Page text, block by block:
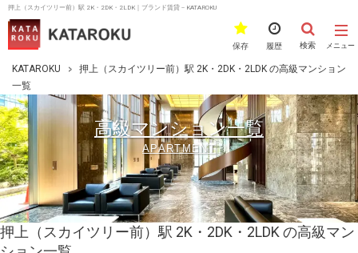
押上（スカイツリー前）駅 2K・2DK・2LDK｜ブランド賃貸－KATAROKU
メニュー
検索
履歴
保存
KATAROKU
押上（スカイツリー前）駅 2K・2DK・2LDK の高級マンション
一覧
高級マンション一覧
APARTMENT
押上（スカイツリー前）駅 2K・2DK・2LDK の高級マン